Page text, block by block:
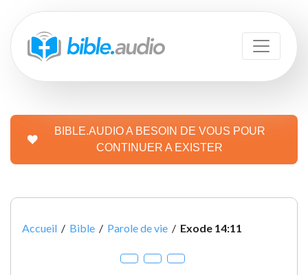
BIBLE.AUDIO A BESOIN DE VOUS POUR
CONTINUER A EXISTER
Accueil / Bible / Parole de vie / Exode 14:11